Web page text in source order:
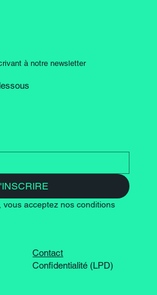
à notre newsletter
vous acceptez nos conditions
Contact
Confidentialité (LPD)